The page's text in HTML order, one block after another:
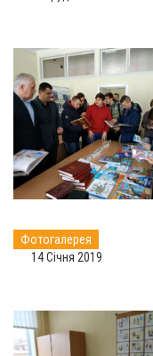
Фотогалерея
14 Січня 2019